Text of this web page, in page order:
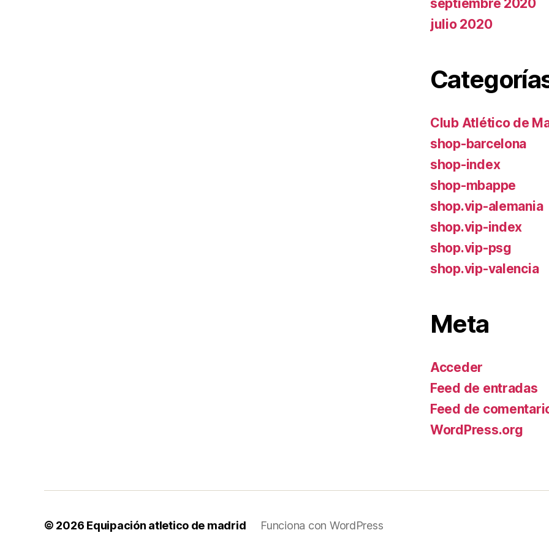
septiembre 2020
julio 2020
Club Atlético de
shop-barcelona
shop-index
shop-mbappe
shop.vip-alemania
shop.vip-index
shop.vip-psg
shop.vip-valencia
Meta
Acceder
Feed de entradas
Feed de
WordPress.org
© 2026 Equipación atletico de madrid Funciona con WordPress